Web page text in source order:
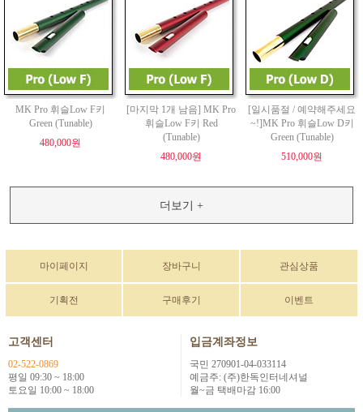
MK Pro 휘슬Low F키
Green (Tunable)
480,000원
[마지막 1개 남음] MK Pro
휘슬Low F키 Red
(Tunable)
480,000원
[일시품절 / 예약해주세요
~!]MK Pro 휘슬Low D키
Green (Tunable)
510,000원
더보기 +
마이페이지 장바구니 관심상품
기획전 구매후기 이벤트
고객센터
02-522-0869
평일 09:30 ~ 18:00
토요일 10:00 ~ 18:00
입금계좌정보
국민 270901-04-033114
예금주: (주)한독인터네셔널
월~금 택배마감 16:00